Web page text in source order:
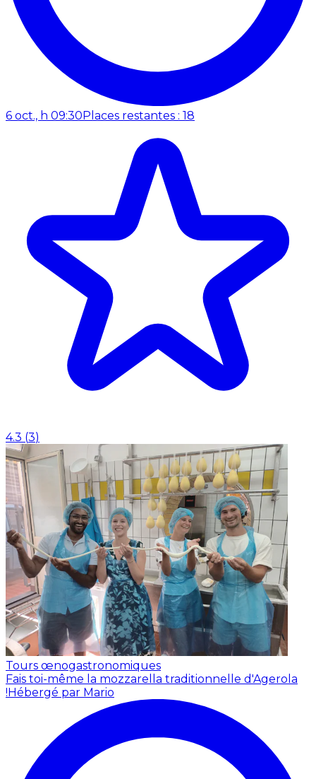
6 oct., h 09:30Places restantes : 18
4.3 (3)
Tours œnogastronomiques
Fais toi-même la mozzarella traditionnelle d'Agerola
!Hébergé par Mario